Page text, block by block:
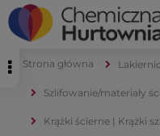
Strona główna
Szlifowanie/materiały
Krążki ścierne | Krążki